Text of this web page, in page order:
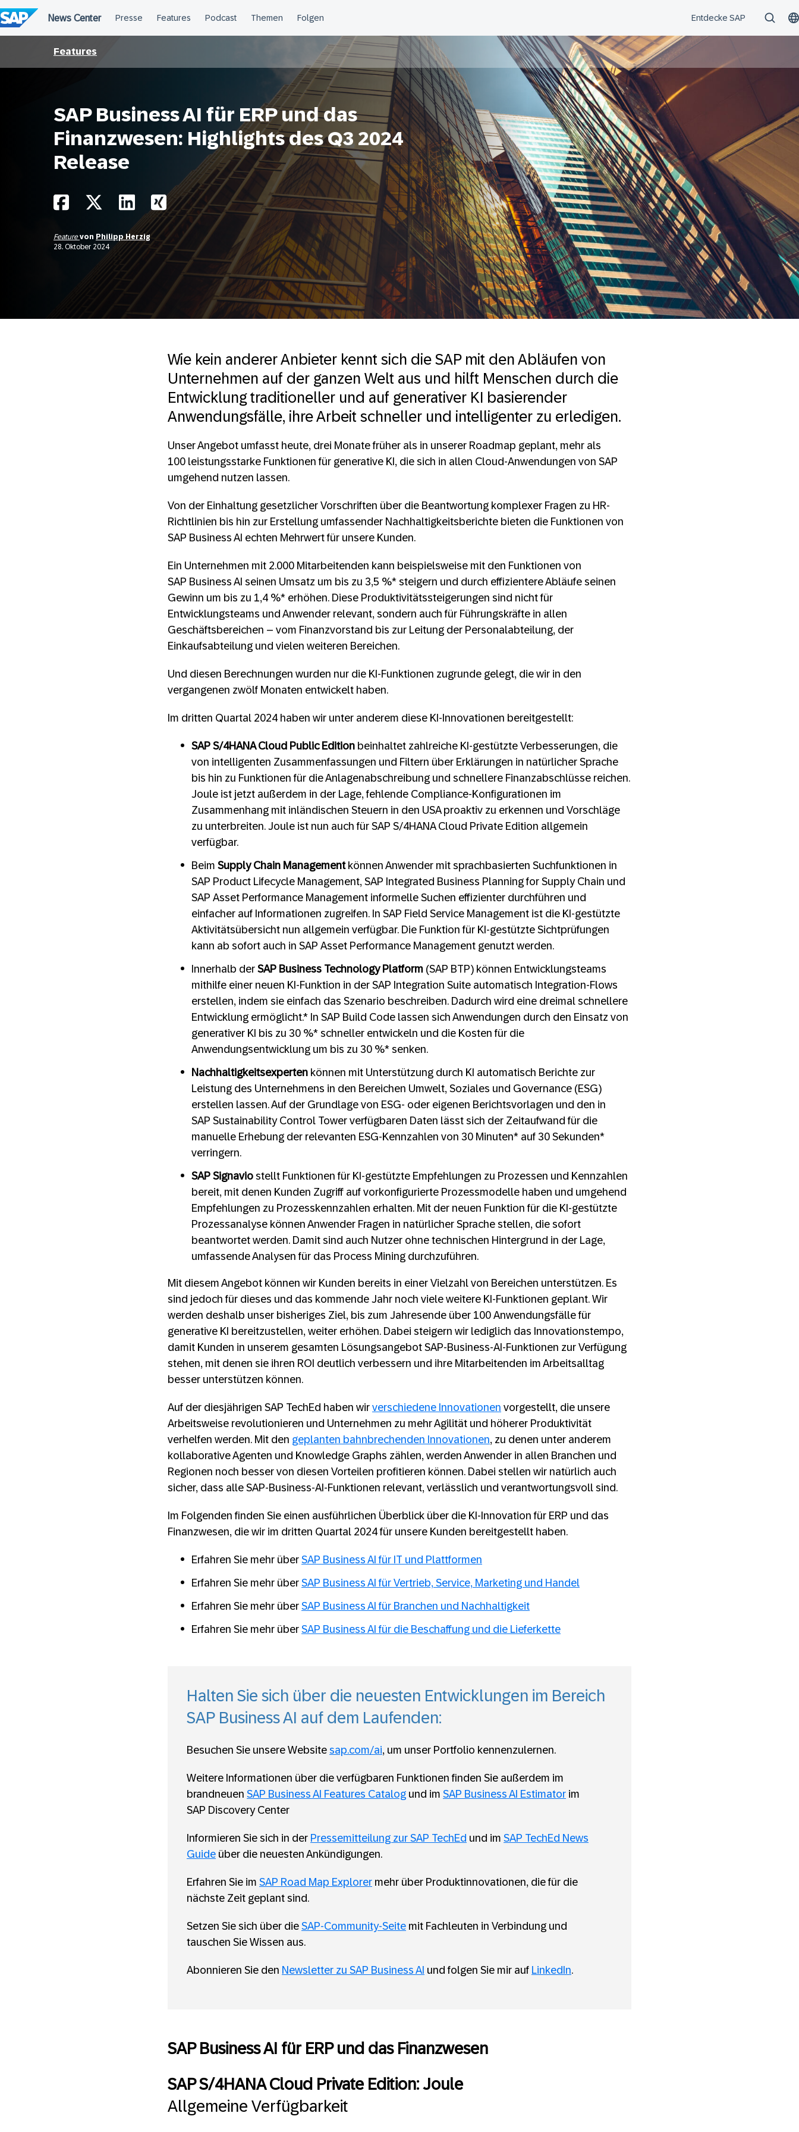
Features
SAP Business AI für ERP und das
Finanzwesen: Highlights des Q3 2024
Release
Featurevon Philipp Herzig
28. Oktober 2024
Wie kein anderer Anbieter kennt sich die SAP mit den Abläufen von
Unternehmen auf der ganzen Welt aus und hilft Menschen durch die
Entwicklung traditioneller und auf generativer KI basierender
Anwendungsfälle, ihre Arbeit schneller und intelligenter zu erledigen.
Unser Angebot umfasst heute, drei Monate früher als in unserer Roadmap geplant, mehr als
100 leistungsstarke Funktionen für generative KI, die sich in allen Cloud-Anwendungen von SAP
umgehend nutzen lassen.
Von der Einhaltung gesetzlicher Vorschriften über die Beantwortung komplexer Fragen zu HR-
Richtlinien bis hin zur Erstellung umfassender Nachhaltigkeitsberichte bieten die Funktionen von
SAP Business AI echten Mehrwert für unsere Kunden.
Ein Unternehmen mit 2.000 Mitarbeitenden kann beispielsweise mit den Funktionen von
SAP Business AI seinen Umsatz um bis zu 3,5 %* steigern und durch effizientere Abläufe seinen
Gewinn um bis zu 1,4 %* erhöhen. Diese Produktivitätssteigerungen sind nicht für
Entwicklungsteams und Anwender relevant, sondern auch für Führungskräfte in allen
Geschäftsbereichen – vom Finanzvorstand bis zur Leitung der Personalabteilung, der
Einkaufsabteilung und vielen weiteren Bereichen.
Und diesen Berechnungen wurden nur die KI-Funktionen zugrunde gelegt, die wir in den
vergangenen zwölf Monaten entwickelt haben.
Im dritten Quartal 2024 haben wir unter anderem diese KI-Innovationen bereitgestellt:
SAP S/4HANA Cloud Public Edition beinhaltet zahlreiche KI-gestützte Verbesserungen, die
von intelligenten Zusammenfassungen und Filtern über Erklärungen in natürlicher Sprache
bis hin zu Funktionen für die Anlagenabschreibung und schnellere Finanzabschlüsse reichen.
Joule ist jetzt außerdem in der Lage, fehlende Compliance-Konfigurationen im
Zusammenhang mit inländischen Steuern in den USA proaktiv zu erkennen und Vorschläge
zu unterbreiten. Joule ist nun auch für SAP S/4HANA Cloud Private Edition allgemein
verfügbar.
Beim Supply Chain Managementkönnen Anwender mit sprachbasierten Suchfunktionen in
SAP Product Lifecycle Management, SAP Integrated Business Planning for Supply Chain und
SAP Asset Performance Management informelle Suchen effizienter durchführen und
einfacher auf Informationen zugreifen. In SAP Field Service Management ist die KI-gestützte
Aktivitätsübersicht nun allgemein verfügbar. Die Funktion für KI-gestützte Sichtprüfungen
kann ab sofort auch in SAP Asset Performance Management genutzt werden.
Innerhalb der SAP Business Technology Platform (SAP BTP) können Entwicklungsteams
mithilfe einer neuen KI-Funktion in der SAP Integration Suite automatisch Integration-Flows
erstellen, indem sie einfach das Szenario beschreiben. Dadurch wird eine dreimal schnellere
Entwicklung ermöglicht.* In SAP Build Code lassen sich Anwendungen durch den Einsatz von
generativer KI bis zu 30 %* schneller entwickeln und die Kosten für die
Anwendungsentwicklung um bis zu 30 %* senken.
Nachhaltigkeitsexperten können mit Unterstützung durch KI automatisch Berichte zur
Leistung des Unternehmens in den Bereichen Umwelt, Soziales und Governance (ESG)
erstellen lassen. Auf der Grundlage von ESG- oder eigenen Berichtsvorlagen und den in
SAP Sustainability Control Tower verfügbaren Daten lässt sich der Zeitaufwand für die
manuelle Erhebung der relevanten ESG-Kennzahlen von 30 Minuten* auf 30 Sekunden*
verringern.
SAP Signavio stellt Funktionen für KI-gestützte Empfehlungen zu Prozessen und Kennzahlen
bereit, mit denen Kunden Zugriff auf vorkonfigurierte Prozessmodelle haben und umgehend
Empfehlungen zu Prozesskennzahlen erhalten. Mit der neuen Funktion für die KI-gestützte
Prozessanalyse können Anwender Fragen in natürlicher Sprache stellen, die sofort
beantwortet werden. Damit sind auch Nutzer ohne technischen Hintergrund in der Lage,
umfassende Analysen für das Process Mining durchzuführen.
Mit diesem Angebot können wir Kunden bereits in einer Vielzahl von Bereichen unterstützen. Es
sind jedoch für dieses und das kommende Jahr noch viele weitere KI-Funktionen geplant. Wir
werden deshalb unser bisheriges Ziel, bis zum Jahresende über 100 Anwendungsfälle für
generative KI bereitzustellen, weiter erhöhen. Dabei steigern wir lediglich das Innovationstempo,
damit Kunden in unserem gesamten Lösungsangebot SAP-Business-AI-Funktionen zur Verfügung
stehen, mit denen sie ihren ROI deutlich verbessern und ihre Mitarbeitenden im Arbeitsalltag
besser unterstützen können.
Auf der diesjährigen SAP TechEd haben wir verschiedene Innovationen vorgestellt, die unsere
Arbeitsweise revolutionieren und Unternehmen zu mehr Agilität und höherer Produktivität
verhelfen werden. Mit den geplanten bahnbrechenden Innovationen, zu denen unter anderem
kollaborative Agenten und Knowledge Graphs zählen, werden Anwender in allen Branchen und
Regionen noch besser von diesen Vorteilen profitieren können. Dabei stellen wir natürlich auch
sicher, dass alle SAP-Business-AI-Funktionen relevant, verlässlich und verantwortungsvoll sind.
Im Folgenden finden Sie einen ausführlichen Überblick über die KI-Innovation für ERP und das
Finanzwesen, die wir im dritten Quartal 2024 für unsere Kunden bereitgestellt haben.
Erfahren Sie mehr über SAP Business AI für IT und Plattformen
Erfahren Sie mehr über SAP Business AI für Vertrieb, Service, Marketing und Handel
Erfahren Sie mehr über SAP Business AI für Branchen und Nachhaltigkeit
Erfahren Sie mehr über SAP Business AI für die Beschaffung und die Lieferkette
Halten Sie sich über die neuesten Entwicklungen im Bereich
SAP Business AI auf dem Laufenden:
Besuchen Sie unsere Website sap.com/ai, um unser Portfolio kennenzulernen.
Weitere Informationen über die verfügbaren Funktionen finden Sie außerdem im
brandneuen SAP Business AI Features Catalog und im SAP Business AI Estimator im
SAP Discovery Center
Informieren Sie sich in der Pressemitteilung zur SAP TechEd und im SAP TechEd News
Guide über die neuesten Ankündigungen.
Erfahren Sie im SAP Road Map Explorer mehr über Produktinnovationen, die für die
nächste Zeit geplant sind.
Setzen Sie sich über die SAP-Community-Seite mit Fachleuten in Verbindung und
tauschen Sie Wissen aus.
Abonnieren Sie den Newsletter zu SAP Business AI und folgen Sie mir auf LinkedIn.
SAP Business AI für ERP und das Finanzwesen
SAP S/4HANA Cloud Private Edition: Joule
Allgemeine Verfügbarkeit